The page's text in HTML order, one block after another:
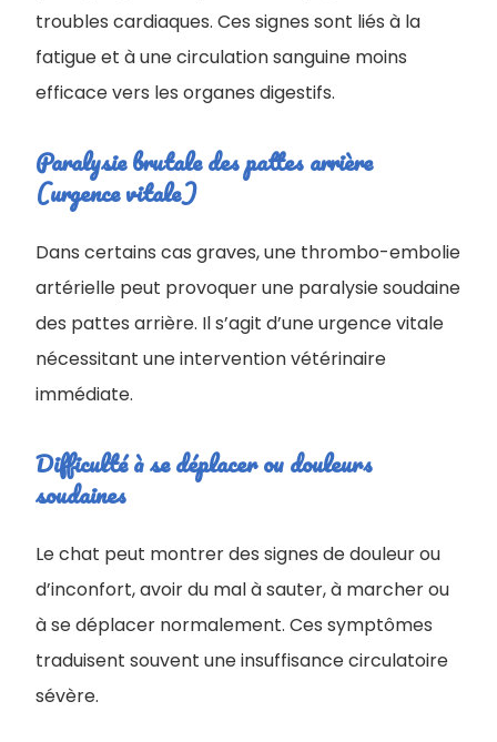
troubles cardiaques. Ces signes sont liés à la
fatigue et à une circulation sanguine moins
efficace vers les organes digestifs.
Paralysie brutale des pattes arrière
(urgence vitale)
Dans certains cas graves, une thrombo-embolie
artérielle peut provoquer une paralysie soudaine
des pattes arrière. Il s’agit d’une urgence vitale
nécessitant une intervention vétérinaire
immédiate.
Difficulté à se déplacer ou douleurs
soudaines
Le chat peut montrer des signes de douleur ou
d’inconfort, avoir du mal à sauter, à marcher ou
à se déplacer normalement. Ces symptômes
traduisent souvent une insuffisance circulatoire
sévère.